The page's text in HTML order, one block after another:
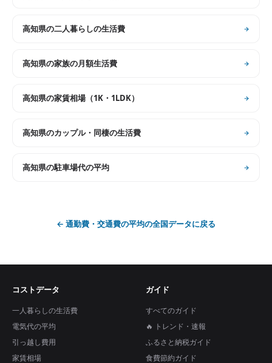
高知県の二人暮らしの生活費
高知県の家族の月額生活費
高知県の家賃相場（1K・1LDK）
高知県のカップル・同棲の生活費
高知県の駐車場代の平均
← 通勤費・交通費の平均の全国データに戻る
コストデータ
一人暮らしの生活費
電気代の平均
引っ越し費用
家賃相場
ガイド
すべてのガイド
🔥 トレンド・速報
ふるさと納税ガイド
食費節約ガイド